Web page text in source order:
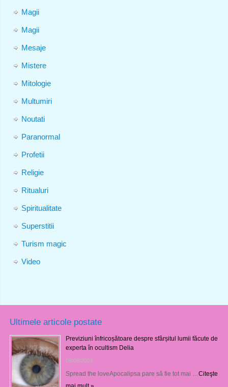
Magii
Magii
Mesaje
Mistere
Mitologie
Multumiri
Noutati
Paranormal
Profetii
Religie
Ritualuri
Spiritualitate
Superstitii
Turism magic
Video
Ultimele articole postate
Previziuni înfricoșătoare despre sfârșitul lumii făcute de
experta în ocultism Delia
08/08/2026
Spread the loveApocalipsa pare să fie tot mai … Citeşte